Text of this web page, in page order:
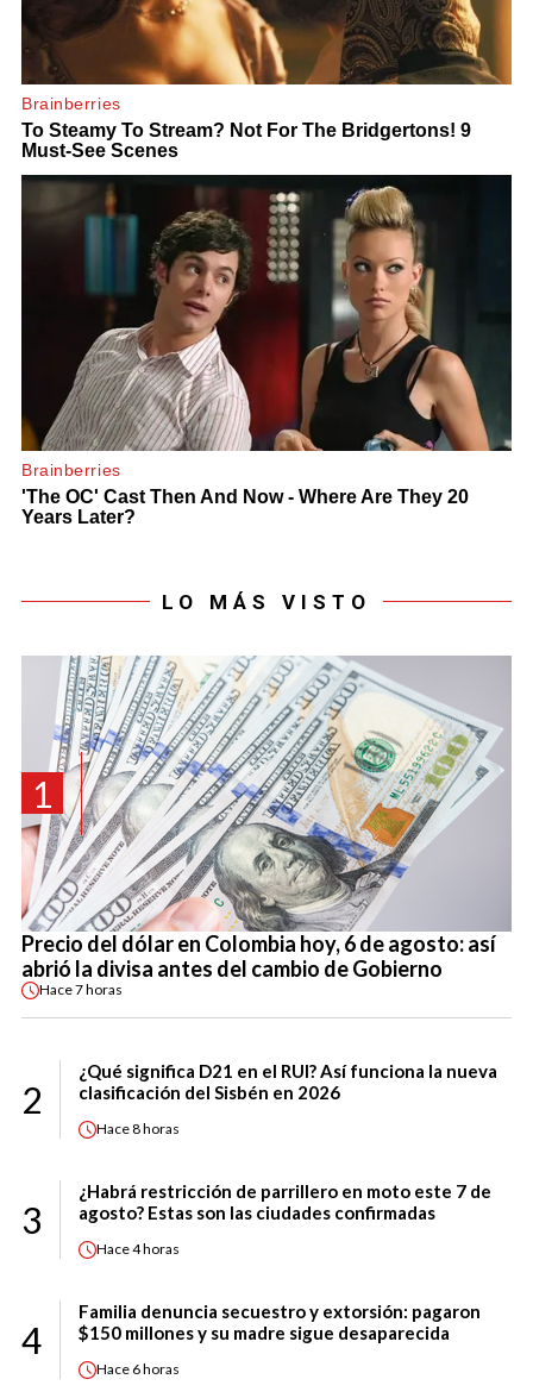
LO MÁS VISTO
1
Precio del dólar en Colombia hoy, 6 de agosto: así
abrió la divisa antes del cambio de Gobierno
Hace7 horas
2
¿Qué significa D21 en el RUI? Así funciona la nueva
clasificación del Sisbén en 2026
Hace8 horas
3
¿Habrá restricción de parrillero en moto este 7 de
agosto? Estas son las ciudades confirmadas
Hace4 horas
4
Familia denuncia secuestro y extorsión: pagaron
$150 millones y su madre sigue desaparecida
Hace 6 horas